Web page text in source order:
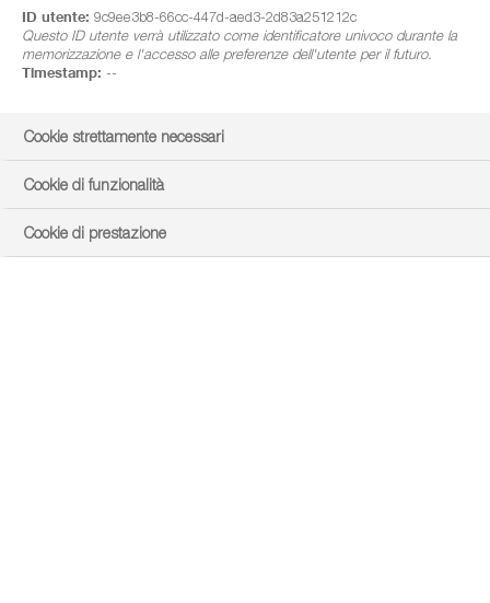
ID utente: 9c9ee3b8-66cc-447d-aed3-2d83a251212c
Questo ID utente verrà utilizzato come identificatore univoco durante la
memorizzazione e l'accesso alle preferenze dell'utente per il futuro.
Timestamp: --
Cookie strettamente necessari
Cookie di funzionalità
Cookie di prestazione